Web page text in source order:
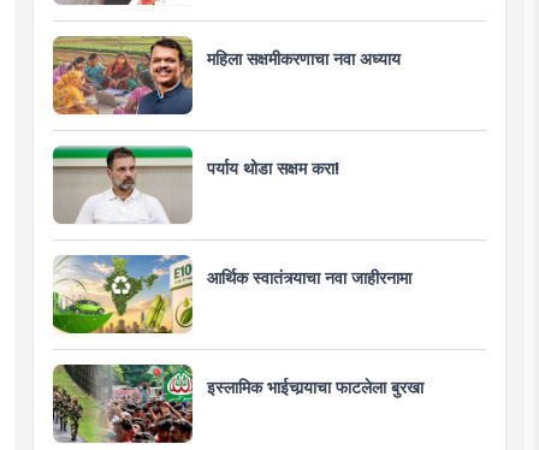
महिला सक्षमीकरणाचा नवा अध्याय
पर्याय थोडा सक्षम करा!
आर्थिक स्वातंत्र्याचा नवा जाहीरनामा
इस्लामिक भाईचार्‍याचा फाटलेला बुरखा